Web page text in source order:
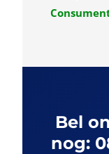
Bel
nog: